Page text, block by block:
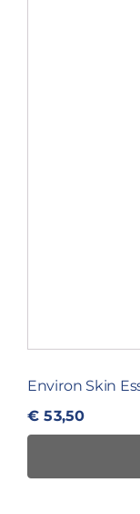
Environ Skin
€ 53,50